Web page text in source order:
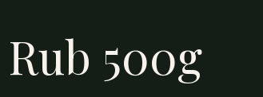
500g